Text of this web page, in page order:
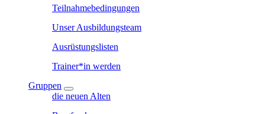
Teilnahmebedingungen
Unser Ausbildungsteam
Ausrüstungslisten
Trainer*in werden
Gruppen
die neuen Alten